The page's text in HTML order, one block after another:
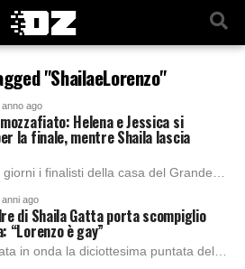
"ShailaeLorenzo"
anno ago
Helena e Jessica si
la finale, mentre Shaila lascia
anni ago
di Shaila Gatta porta scompiglio
“Lorenzo è gay”